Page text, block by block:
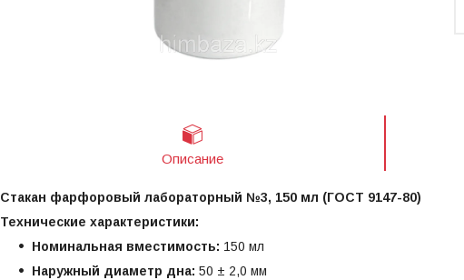
Описание
Стакан фарфоровый лабораторный №3, 150 мл (ГОСТ 9147-80)
Технические характеристики:
Номинальная вместимость: 150 мл
Наружный диаметр дна: 50 ± 2,0 мм